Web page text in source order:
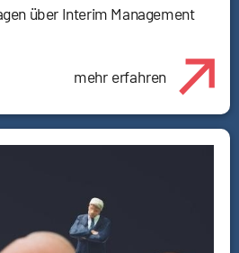
über Interim Management
mehr erfahren